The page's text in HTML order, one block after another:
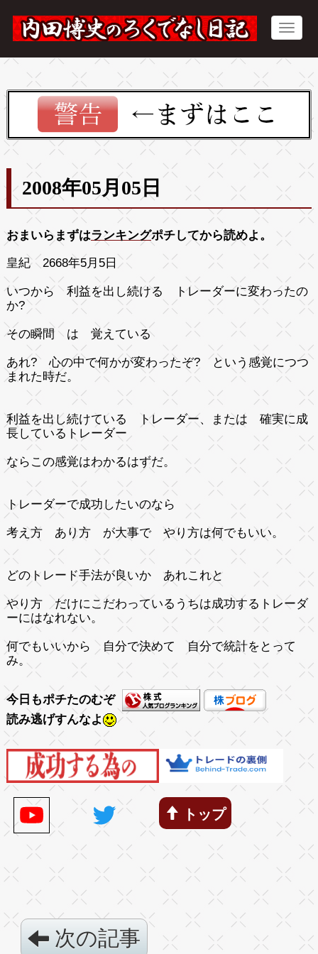
2008年05月05日
おまいらまずはランキングポチしてから読めよ。
皇紀 2668年5月5日
いつから 利益を出し続ける トレーダーに変わったの
か?
その瞬間 は 覚えている
あれ? 心の中で何かが変わったぞ?という感覚につつ
まれた時だ。
利益を出し続けている トレーダー、または 確実に成
長しているトレーダー
ならこの感覚はわかるはずだ。
トレーダーで成功したいのなら
考え方 あり方 が大事で やり方は何でもいい。
どのトレード手法が良いか あれこれと
やり方 だけにこだわっているうちは成功するトレーダ
ーにはなれない。
何でもいいから 自分で決めて 自分で統計をとって
み。
今日もポチたのむぞ
読み逃げすんなよ
トップ
次の記事